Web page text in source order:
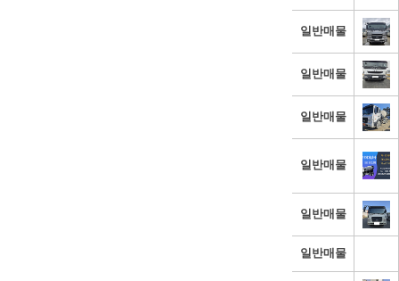
일반매물
일반매물
일반매물
일반매물
일반매물
일반매물